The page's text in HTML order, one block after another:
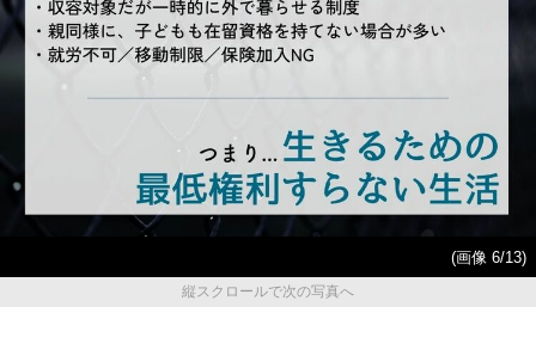
(画像 6/13)
縦スクロールで次の写真へ